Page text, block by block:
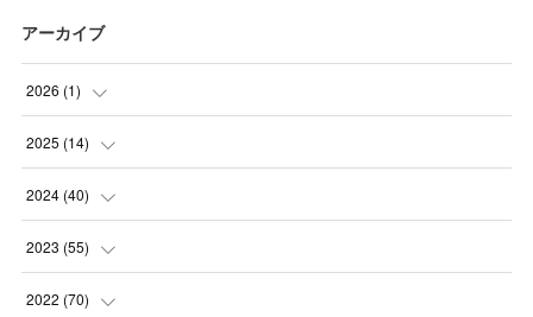
アーカイブ
2026 (1)
(1
2025 (14)
(10 )
(1
(1
2024 (40)
(1
(1
2023 (55)
(2
2022 (70)